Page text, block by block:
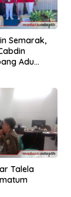
Semarak,
Adu
Talela